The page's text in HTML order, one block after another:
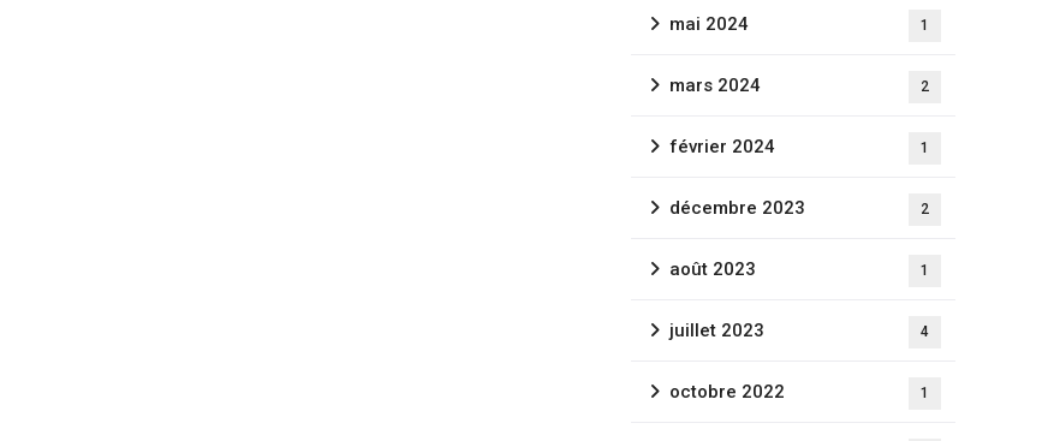
mai 2024 1
mars 2024 2
février 2024 1
décembre 2023 2
août 2023 1
juillet 2023 4
octobre 2022 1